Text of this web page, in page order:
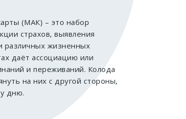
(МАК) – это набор
страхов, выявления
различных жизненных
даёт ассоциацию или
и переживаний. Колода
на них с другой стороны,
дню.